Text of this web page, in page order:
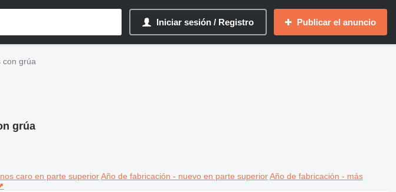
Iniciar sesión / Registro Publicar el anuncio
con grúa
grúa
caro en parte superior Año de fabricación - nuevo en parte superior Año de fabricación - más